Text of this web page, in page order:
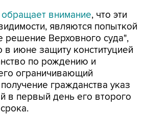
обращает внимание, что эти
являются попыткой
решение Верховного суда",
июне защиту конституцией
по рождению и
ограничивающий
гражданства указ
в первый день его второго